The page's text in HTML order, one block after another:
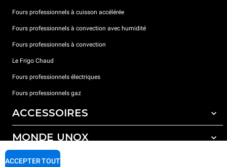
Fours professionnels à cuisson accélérée
Fours professionnels à convection avec humidité
Fours professionnels à convection
Le Frigo Chaud
Fours professionnels électriques
Fours professionnels gaz
ACCESSOIRES
Tous les accessoires
Détergents pour lavage automatique
MONDE UNOX
Nos bureaux dans le monde
SUPPORT
ACCEPTER TOUT